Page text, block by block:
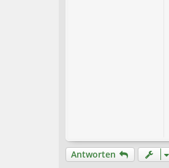
Antworten